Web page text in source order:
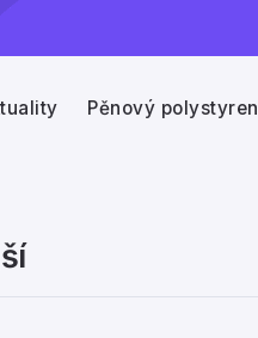
Pěnový polystyren